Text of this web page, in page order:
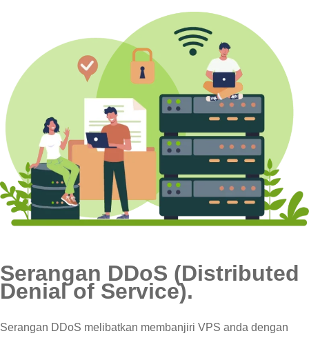
Serangan DDoS (Distributed
Denial of Service).
Serangan DDoS melibatkan membanjiri VPS anda dengan